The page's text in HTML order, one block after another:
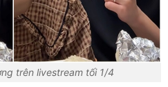
trên livestream tối 1/4